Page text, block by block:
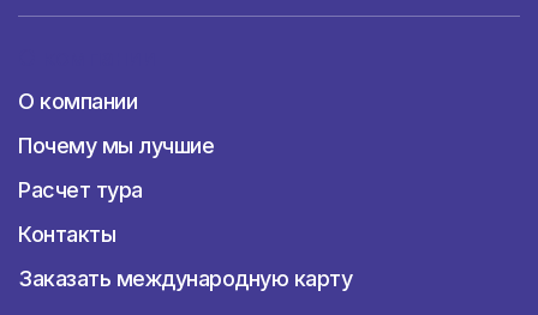
О компании
Почему мы лучшие
Расчет тура
Контакты
Заказать международную карту